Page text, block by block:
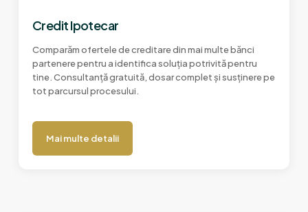
Credit Ipotecar
Comparăm ofertele de creditare din mai multe bănci
partenere pentru a identifica soluția potrivită pentru
tine. Consultanță gratuită, dosar complet și susținere pe
tot parcursul procesului.
Mai multe detalii